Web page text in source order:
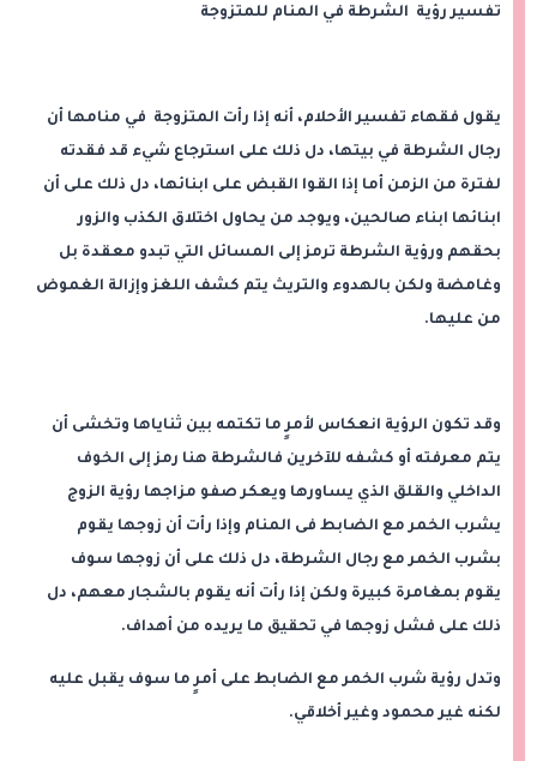
تفسير رؤية الشرطة في المنام للمتزوجة
يقول فقهاء تفسير الأحلام، أنه إذا رأت المتزوجة في منامها أن
رجال الشرطة في بيتها، دل ذلك على استرجاع شيء قد فقدته
لفترة من الزمن أما إذا القوا القبض على ابنائها، دل ذلك على أن
ابنائها ابناء صالحين، ويوجد من يحاول اختلاق الكذب والزور
بحقهم ورؤية الشرطة ترمز إلى المسائل التي تبدو معقدة بل
وغامضة ولكن بالهدوء والتريث يتم كشف اللغز وإزالة الغموض
من عليها.
وقد تكون الرؤية انعكاس لأمرٍ ما تكتمه بين ثناياها وتخشى أن
يتم معرفته أو كشفه للآخرين فالشرطة هنا رمز إلى الخوف
الداخلي والقلق الذي يساورها ويعكر صفو مزاجها رؤية الزوج
يشرب الخمر مع الضابط فى المنام وإذا رأت أن زوجها يقوم
بشرب الخمر مع رجال الشرطة، دل ذلك على أن زوجها سوف
يقوم بمغامرة كبيرة ولكن إذا رأت أنه يقوم بالشجار معهم، دل
ذلك على فشل زوجها في تحقيق ما يريده من أهداف.
وتدل رؤية شرب الخمر مع الضابط على أمرٍ ما سوف يقبل عليه
لكنه غير محمود وغير أخلاقي.